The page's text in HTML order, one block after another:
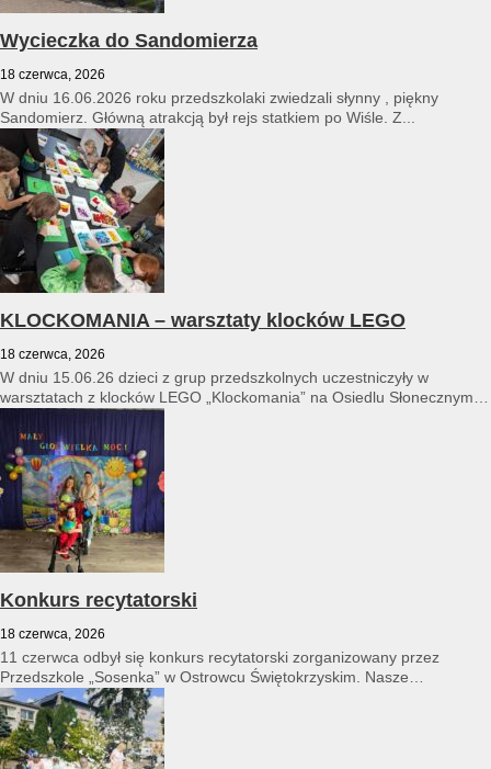
Wycieczka do Sandomierza
18 czerwca, 2026
W dniu 16.06.2026 roku przedszkolaki zwiedzali słynny , piękny
Sandomierz. Główną atrakcją był rejs statkiem po Wiśle. Z...
KLOCKOMANIA – warsztaty klocków LEGO
18 czerwca, 2026
W dniu 15.06.26 dzieci z grup przedszkolnych uczestniczyły w
warsztatach z klocków LEGO „Klockomania” na Osiedlu Słonecznym
Konkurs recytatorski
18 czerwca, 2026
11 czerwca odbył się konkurs recytatorski zorganizowany przez
Przedszkole „Sosenka” w Ostrowcu Świętokrzyskim. Nasze
przedszkole reprezentował Franciszek Karpiński...